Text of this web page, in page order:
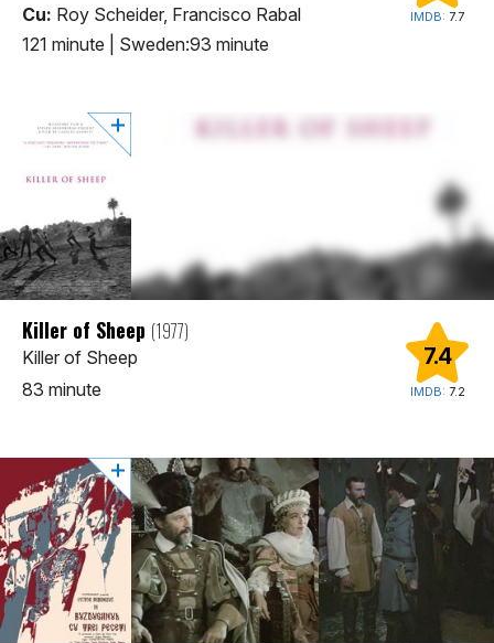
IMDB: 7.7
Cu: Roy Scheider, Francisco Rabal
121 minute | Sweden:93 minute
7.4
IMDB: 7.2
Killer of Sheep (1977)
Killer of Sheep
83 minute